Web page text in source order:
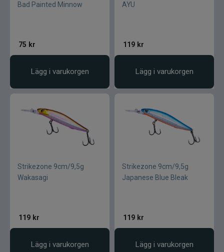
Bad Painted Minnow
75 kr
Lägg i varukorgen
AYU
119 kr
Lägg i varukorgen
Strikezone 9cm/9,5g
Wakasagi
119 kr
Lägg i varukorgen
Strikezone 9cm/9,5g
Japanese Blue Bleak
119 kr
Lägg i varukorgen